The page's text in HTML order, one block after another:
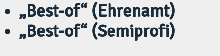
„Best-of“ (Ehrenamt)
„Best-of“ (Semiprofi)